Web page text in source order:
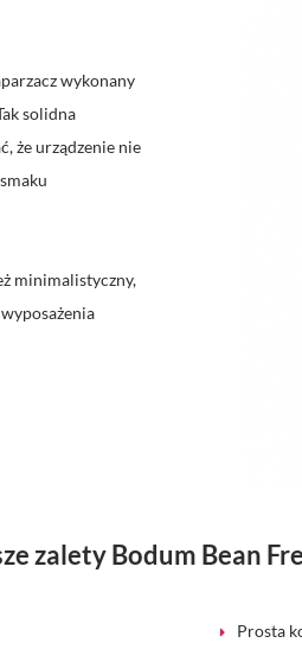
wykonany
solidna
że urządzenie nie
minimalistyczny,
zalety Bodum Bean
Prosta